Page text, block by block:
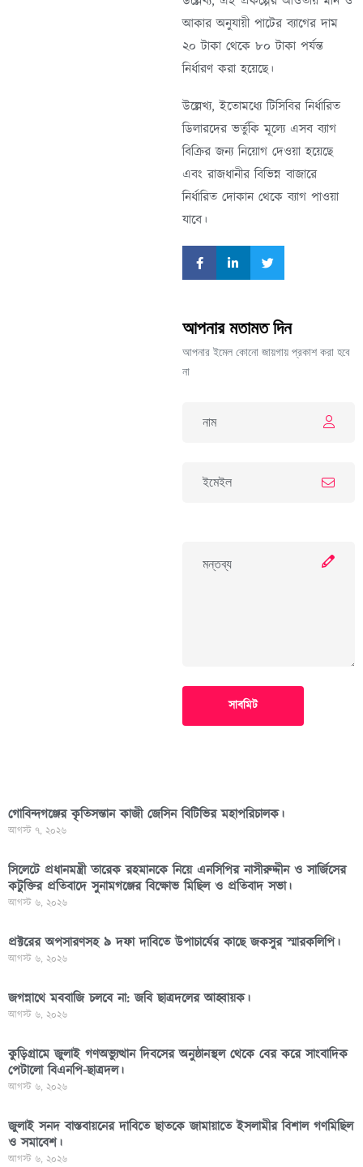
আকার অনুযায়ী পাটের ব্যাগের দাম
২০ টাকা থেকে ৮০ টাকা পর্যন্ত
নির্ধারণ করা হয়েছে।
উল্লেখ্য, ইতোমধ্যে টিসিবির নির্ধারিত
ডিলারদের ভর্তুকি মূল্যে এসব ব্যাগ
বিক্রির জন্য নিয়োগ দেওয়া হয়েছে
এবং রাজধানীর বিভিন্ন বাজারে
নির্ধারিত দোকান থেকে ব্যাগ পাওয়া
যাবে।
আপনার মতামত দিন
আপনার ইমেল কোনো জায়গায় প্রকাশ করা হবে
না
সাবমিট
গোবিন্দগঞ্জের কৃতিসন্তান কাজী জেসিন বিটিভির মহাপরিচালক।
আগস্ট ৭, ২০২৬
সিলেটে প্রধানমন্ত্রী তারেক রহমানকে নিয়ে এনসিপির নাসীরুদ্দীন ও সার্জিসের
কটুক্তির প্রতিবাদে সুনামগঞ্জের বিক্ষোভ মিছিল ও প্রতিবাদ সভা।
আগস্ট ৬, ২০২৬
প্রক্টরের অপসারণসহ ৯ দফা দাবিতে উপাচার্যের কাছে জকসুর স্মারকলিপি।
আগস্ট ৬, ২০২৬
জগন্নাথে মববাজি চলবে না: জবি ছাত্রদলের আহ্বায়ক।
আগস্ট ৬, ২০২৬
কুড়িগ্রামে জুলাই গণঅভ্যুত্থান দিবসের অনুষ্ঠানস্থল থেকে বের করে সাংবাদিক
পেটালো বিএনপি-ছাত্রদল।
আগস্ট ৬, ২০২৬
জুলাই সনদ বাস্তবায়নের দাবিতে ছাতকে জামায়াতে ইসলামীর বিশাল গণমিছিল
ও সমাবেশ।
আগস্ট ৬, ২০২৬